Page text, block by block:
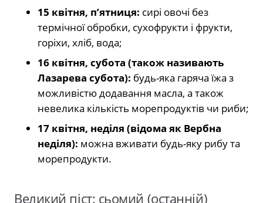
15 квітня, п’ятниця: сирі овочі без
термічної обробки, сухофрукти і фрукти,
горіхи, хліб, вода;
16 квітня, субота (також називають
Лазарева субота): будь-яка гаряча їжа з
можливістю додавання масла, а також
невелика кількість морепродуктів чи риби;
17 квітня, неділя (відома як Вербна
неділя): можна вживати будь-яку рибу та
морепродукти.
Великий піст: сьомий (останній)